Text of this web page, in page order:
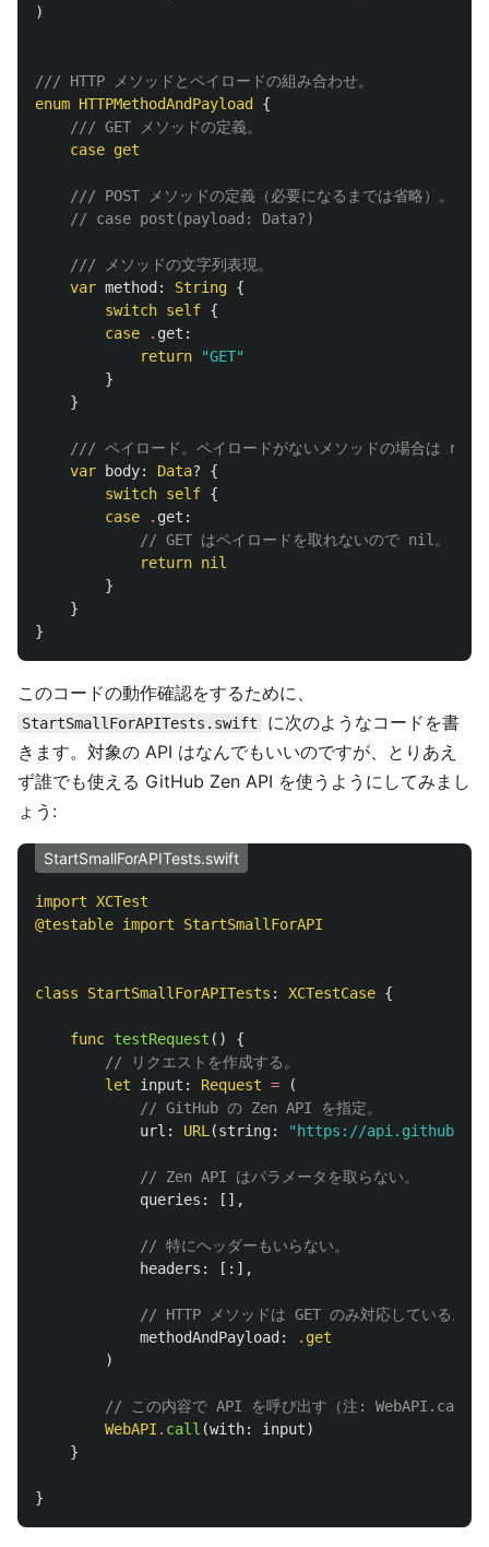
)
/// HTTP メソッドとペイロードの組み合わせ。
enum HTTPMethodAndPayload
{
/// GET メソッドの定義。
case get
/// POST メソッドの定義（必要になるまでは省略）。
// case post(payload: Data?)
/// メソッドの文字列表現。
var method : String {
switch self {
case
. get :
return
"GET"
}
}
/// ペイロード。ペイロードがないメソッドの場合は nil
var
body: Data?
{
switch self {
case
. get :
// GET はペイロードを取れないので nil。
return nil
}
}
}
このコードの動作確認をするために、
StartSmallForAPITests.swift
に次のようなコードを書
きます。対象の API はなんでもいいのですが、とりあえ
ず誰でも使える GitHub Zen API を使うようにしてみまし
ょう:
StartSmallForAPITests.swift
import XCTest
@testable import StartSmallForAPI
class StartSmallForAPITests : XCTestCase {
func testRequest ()
{
// リクエストを作成する。
let
input : Request =
(
// GitHub の Zen API を指定。
url : URL(string: "https://
// Zen API はパラメータを取らない。
queries : [],
// 特にヘッダーもいらない。
headers : [:],
// HTTP メソッドは GET のみ対応している。
methodAndPayload : . get
)
// この内容で API を呼び出す（注: WebAPI.call は
WebAPI . call (with: input)
}
}